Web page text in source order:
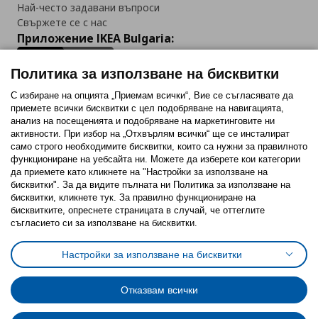
Най-често задавани въпроси
Свържете се с нас
Приложение IKEA Bulgaria:
Последвайте ни:
FacebookTwitterYoutubePinterestInstagram
Политика за използване на бисквитки (Cookies)
Избор на настройки за използване на бисквитки
Условия за ползване на ikea.bgОбща политика за личните данни
Политика за защита на личните данни на ikea.bg
Общи условия на програма IKEA Family
Политика за защита на лични данни на програма IKEA Family
Политика за използване на бисквитки
С избиране на опцията „Приемам всички“, Вие се съгласявате да
приемете всички бисквитки с цел подобряване на навигацията,
анализ на посещенията и подобряване на маркетинговите ни
активности. При избор на „Отхвърлям всички“ ще се инсталират
само строго необходимитe бисквитки, които са нужни за правилното
функциониране на уебсайта ни. Можете да изберете кои категории
да приемете като кликнете на "Настройки за използване на
бисквитки". За да видите пълната ни Политика за използване на
бисквитки, кликнете тук. За правилно функциониране на
бисквитките, опреснете страницата в случай, че оттеглите
съгласието си за използване на бисквитки.
Настройки за използване на бисквитки
Отказвам всички